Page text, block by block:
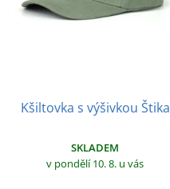
Kšiltovka s výšivkou Štika
SKLADEM
v pondělí 10. 8. u vás